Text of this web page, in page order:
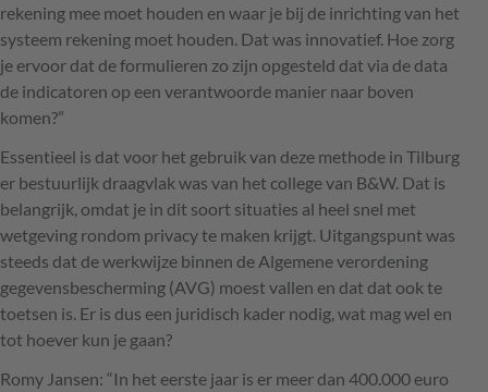
rekening mee moet houden en waar je bij de inrichting van het
systeem rekening moet houden. Dat was innovatief. Hoe zorg
je ervoor dat de formulieren zo zijn opgesteld dat via de data
de indicatoren op een verantwoorde manier naar boven
komen?”
Essentieel is dat voor het gebruik van deze methode in Tilburg
er bestuurlijk draagvlak was van het college van B&W. Dat is
belangrijk, omdat je in dit soort situaties al heel snel met
wetgeving rondom privacy te maken krijgt. Uitgangspunt was
steeds dat de werkwijze binnen de Algemene verordening
gegevensbescherming (AVG) moest vallen en dat dat ook te
toetsen is. Er is dus een juridisch kader nodig, wat mag wel en
tot hoever kun je gaan?
Romy Jansen: “In het eerste jaar is er meer dan 400.000 euro